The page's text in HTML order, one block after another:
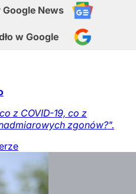
Google News
w Google
z COVID-19, co z
zgonów?".